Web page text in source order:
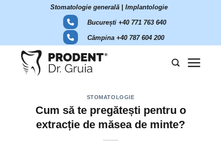
Stomatologie generală | Implantologie
București +40 771 763 640
Câmpina +40 787 604 200
STOMATOLOGIE
Cum să te pregătești pentru o
extracție de măsea de minte?